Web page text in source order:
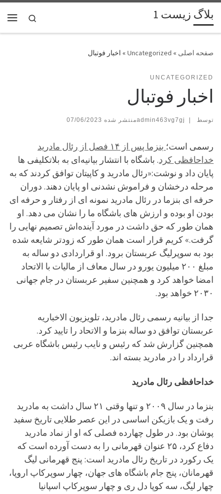
پرش به محتوا بلاگ زیست 1
Search
»
Uncategorized
» اخبار فوتبال
UNCATEGORIZED
اخبار فوتبال
توسط admin463vg7gj |
07/06/2023
رسمی است؛
بنزما پس از ۱۴ فصل از رئال مادرید
خداحافظی کرد. باشگاه با انتشار بیانیه‌ای به بلاتکلیفی ها
پایان داد و نوشت:«رئال مادرید و کاپیتان توافق کردند که به
مرحله درخشان و فراموش نشدنی او پایان دهند. دوران
حرفه ای بنزما در رئال مادرید نمونه ای از رفتار و حرفه ای
بودن او بوده و ارزش های باشگاه ما را نشان می دهد. او
همان طور که حق داشت در مورد آینده‌اش تصمیم نهایی را
گرفت.» کریم قرار است همان طور که زودتر شایعه شده
بود به سوپرلیگ عربستان برود. او قراردادی دو ساله به
مبلغ ۲۰۰ میلیون یورو در سال معاف از مالیات با الاتحاد
امضا خواهد کرد و همچنین سفیر عربستان در جام جهانی
۲۰۳۰ خواهد بود.
جدا از بیانیه رسمی رئال مادرید، تلویزیون الاخباریه
عربستان توافق دو ساله بنزما و الاتحاد را تایید کرد.
همچنین گزارش شد که رئیس و نایب رئیس باشگاه عربی
قرارداد را در مادرید بسته اند.
خداحافظی رئال مادرید
بنزما در سال ۲۰۰۹ و تنها وقتی ۲۱ سال داشت به مادرید
رفت و یک بازیکن اساسی در این عصر طلایی تاریخ سفید
پوشان بود. در طول چهارده فصلی که او از نماد مادرید
دفاع کرد، ۲۵ عنوان قهرمانی را به دست آورده است که
یک رکورد در تاریخ رئال مادرید است: پنج قهرمانی لیگ
قهرمانان، پنج جام باشگاه های جهان، چهار سوپرکاپ اروپا،
چهار لیگ، سه کوپا دل ری و چهار سوپرکاپ اسپانیا